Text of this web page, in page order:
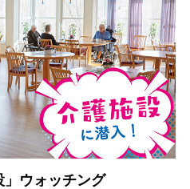
」ウォッチング